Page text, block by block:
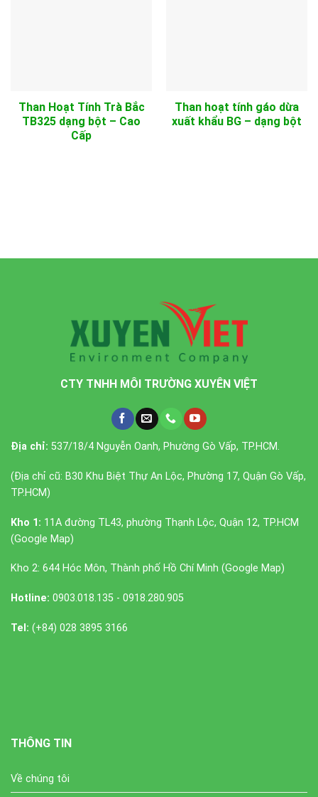
Than Hoạt Tính Trà Bắc
TB325 dạng bột – Cao
Cấp
Than hoạt tính gáo dừa
xuất khẩu BG – dạng bột
CTY TNHH MÔI TRƯỜNG XUYÊN VIỆT
Địa chỉ: 537/18/4 Nguyễn Oanh, Phường Gò Vấp, TP.HCM.
(Địa chỉ cũ: B30 Khu Biệt Thự An Lộc, Phường 17, Quận Gò Vấp,
TP.HCM)
Kho 1: 11A đường TL43, phường Thạnh Lộc, Quận 12, TP.HCM
(Google Map)
Kho 2: 644 Hóc Môn, Thành phố Hồ Chí Minh (Google Map)
Hotline: 0903.018.135 - 0918.280.905
Tel: (+84) 028 3895 3166
THÔNG TIN
Về chúng tôi